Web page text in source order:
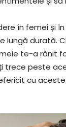
în femei și
lungă durată.
te-a rănit
trece peste
cu